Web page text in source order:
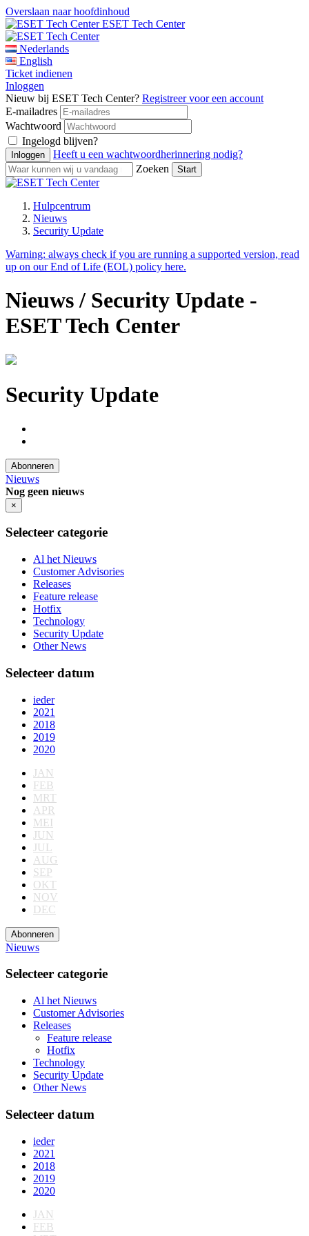
Overslaan naar hoofdinhoud
ESET Tech Center
Nederlands
English
Ticket indienen
Inloggen
Nieuw bij ESET Tech Center? Registreer voor een account
E-mailadres
Wachtwoord
Ingelogd blijven?
Heeft u een wachtwoordherinnering nodig?
Zoeken
Hulpcentrum
Nieuws
Security Update
Warning: always check if you are running a supported version, read
up on our End of Life (EOL) policy here.
Nieuws / Security Update -
ESET Tech Center
Security Update
Abonneren
Nieuws
Nog geen nieuws
×
Selecteer categorie
Al het Nieuws
Customer Advisories
Releases
Feature release
Hotfix
Technology
Security Update
Other News
Selecteer datum
ieder
2021
2018
2019
2020
JAN
FEB
MRT
APR
MEI
JUN
JUL
AUG
SEP
OKT
NOV
DEC
Abonneren
Nieuws
Selecteer categorie
Al het Nieuws
Customer Advisories
Releases
Feature release
Hotfix
Technology
Security Update
Other News
Selecteer datum
ieder
2021
2018
2019
2020
JAN
FEB